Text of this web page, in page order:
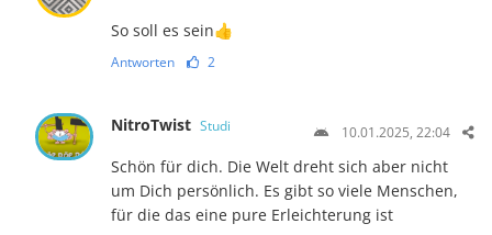
So soll es sein👍
Antworten 2
NitroTwist Studi 10.01.2025, 22:04
Schön für dich. Die Welt dreht sich aber nicht
um Dich persönlich. Es gibt so viele Menschen,
für die das eine pure Erleichterung ist